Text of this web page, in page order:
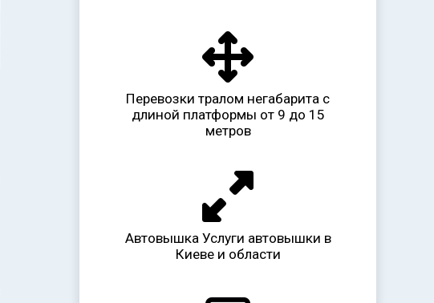
Перевозки тралом негабарита с
длиной платформы от 9 до 15
метров
Автовышка Услуги автовышки в
Киеве и области